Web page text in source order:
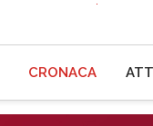
CRONACA